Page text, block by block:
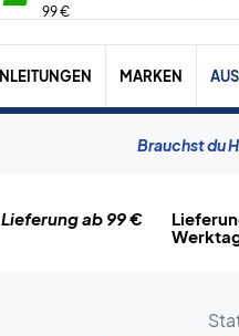
99 €
MARKEN
Brauchst du
ab 99 €